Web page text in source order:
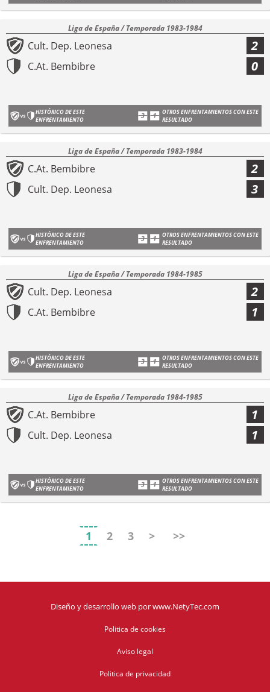
Liga de España / Temporada 1983-1984
Cult. Dep. Leonesa 2
C.At. Bembibre 0
HISTÓRICO DE ESTE
ENFRENTAMIENTO
OTROS ENFRENTAMIENTOS CON ESTE
RESULTADO
Liga de España / Temporada 1983-1984
C.At. Bembibre 2
Cult. Dep. Leonesa 3
HISTÓRICO DE ESTE
ENFRENTAMIENTO
OTROS ENFRENTAMIENTOS CON ESTE
RESULTADO
Liga de España / Temporada 1984-1985
Cult. Dep. Leonesa 2
C.At. Bembibre 1
HISTÓRICO DE ESTE
ENFRENTAMIENTO
OTROS ENFRENTAMIENTOS CON ESTE
RESULTADO
Liga de España / Temporada 1984-1985
C.At. Bembibre 1
Cult. Dep. Leonesa 1
HISTÓRICO DE ESTE
ENFRENTAMIENTO
OTROS ENFRENTAMIENTOS CON ESTE
RESULTADO
1 2 3 > >>
Diseño y desarrollo web porwww.NetyTec.com
Politica de cookies
Aviso legal
Politica de privacidad